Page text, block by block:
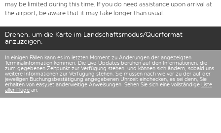
may be limited during this time. If you do need assistance upon arrival at
the airport, be aware that it may take longer than usual.
Drehen, um die Karte im Landschaftsmodus/Querformat
anzuzeigen.
In einigen Fällen kann es im letzten Moment zu Änderungen der angezeigten
Terminalinformation kommen. Die Live-Updates beruhen auf den Informationen, die
zum gegebenen Zeitpunkt zur Verfügung stehen, und können sich ändern, sobald uns
weitere Informationen zur Verfügung stehen. Sie müssen nach wie vor zu der auf der
jeweiligen Buchungsbestätigung angegebenen Uhrzeit einchecken, es sei denn, Sie
erhalten von easyJet anderweitige Anweisungen. Sehen Sie sich eine vollständige Liste
aller Flüge an.